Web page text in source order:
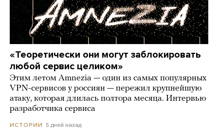
«Теоретически они могут заблокировать
любой сервис целиком»
Этим летом Amnezia — один из самых популярных
VPN-сервисов у россиян — пережил крупнейшую
атаку, которая длилась полтора месяца. Интервью
разработчика сервиса
ИСТОРИИ 5 дней назад